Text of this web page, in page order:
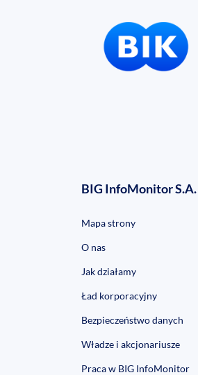
BIG InfoMonitor S.A.
Mapa strony
O nas
Jak działamy
Ład korporacyjny
Bezpieczeństwo danych
Władze i akcjonariusze
Praca w BIG InfoMonitor